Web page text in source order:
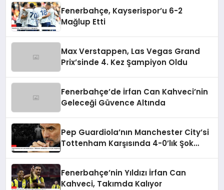
Fenerbahçe, Kayserispor’u 6-2
Mağlup Etti
Max Verstappen, Las Vegas Grand
Prix’sinde 4. Kez Şampiyon Oldu
Fenerbahçe’de İrfan Can Kahveci’nin
Geleceği Güvence Altında
Pep Guardiola’nın Manchester City’si
Tottenham Karşısında 4-0’lık Şok
Fenerbahçe’nin Yıldızı İrfan Can
Kahveci, Takımda Kalıyor